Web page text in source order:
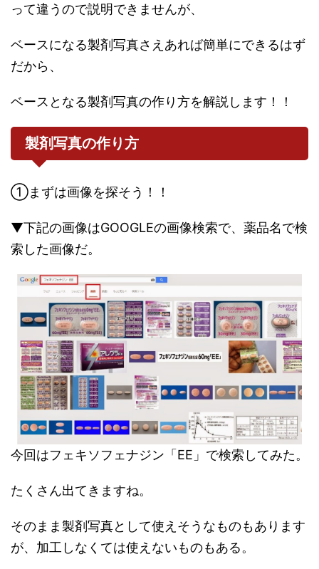
って違うので説明できませんが、
ベースになる製剤写真さえあれば簡単にできるはず
だから、
ベースとなる製剤写真の作り方を解説します！！
製剤写真の作り方
①まずは画像を探そう！！
▼下記の画像はGOOGLEの画像検索で、薬品名で検
索した画像だ。
今回はフェキソフェナジン「EE」で検索してみた。
たくさん出てきますね。
そのまま製剤写真として使えそうなものもあります
が、加工しなくては使えないものもある。